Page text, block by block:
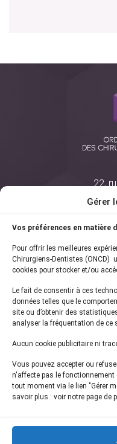
Gérer
Vos préférences en matière
Pour offrir les meilleures
Chirurgiens-Dentistes (ONCD)
cookies pour stocker et/ou
Le fait de consentir à ces
données telles que le
site ou d’obtenir des
analyser la fréquentation de ce
Aucun cookie publicitaire ni
Vous pouvez accepter ou
n'affecte pas le
tout moment via le lien "Gérer
savoir plus : voir notre page de
22,
75761
Inscrivez-